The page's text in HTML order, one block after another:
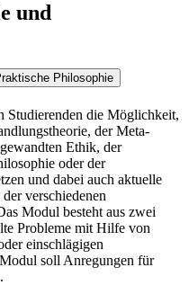
und
Philosophie
Studierenden die Möglichkeit,
der Meta-
Ethik, der
oder der
und dabei auch aktuelle
verschiedenen
Modul besteht aus zwei
Probleme mit Hilfe von
einschlägigen
soll Anregungen für